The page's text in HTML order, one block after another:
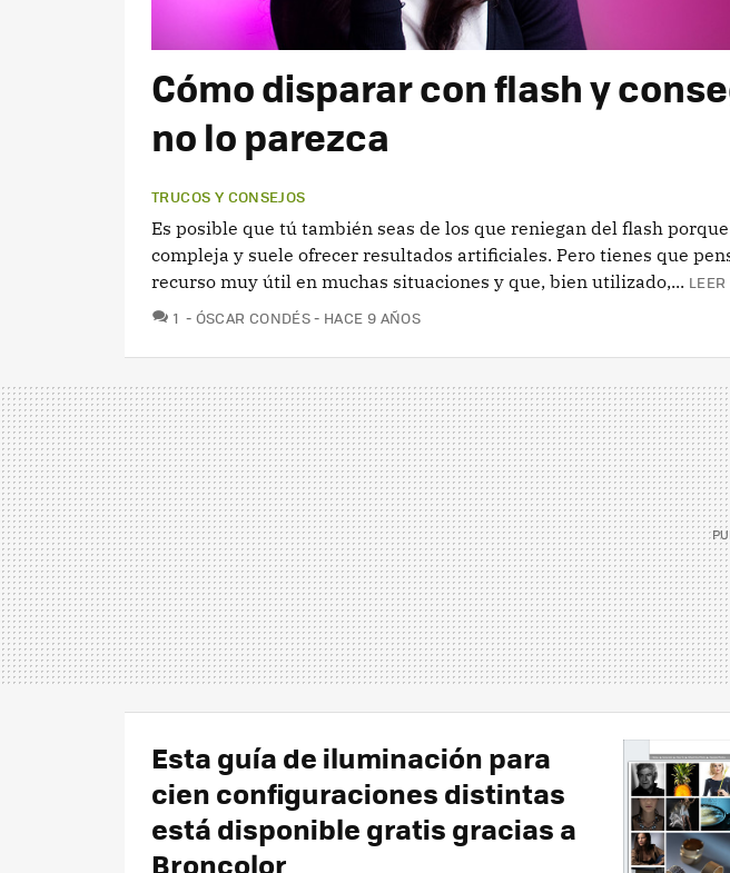
Cómo disparar con flash y
no lo parezca
TRUCOS Y CONSEJOS
Es posible que tú también seas de los que reniegan del flash
compleja y suele ofrecer resultados artificiales. Pero tienes que
recurso muy útil en muchas situaciones y que, bien utilizado,...
1 COMENTARIOS
ÓSCAR CONDÉS HACE 9 AÑOS
Esta guía de iluminación para
cien configuraciones distintas
está disponible gratis gracias a
Broncolor